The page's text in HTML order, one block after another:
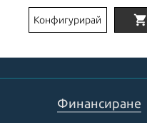
Конфигурирай shopping_cart
Финансиране